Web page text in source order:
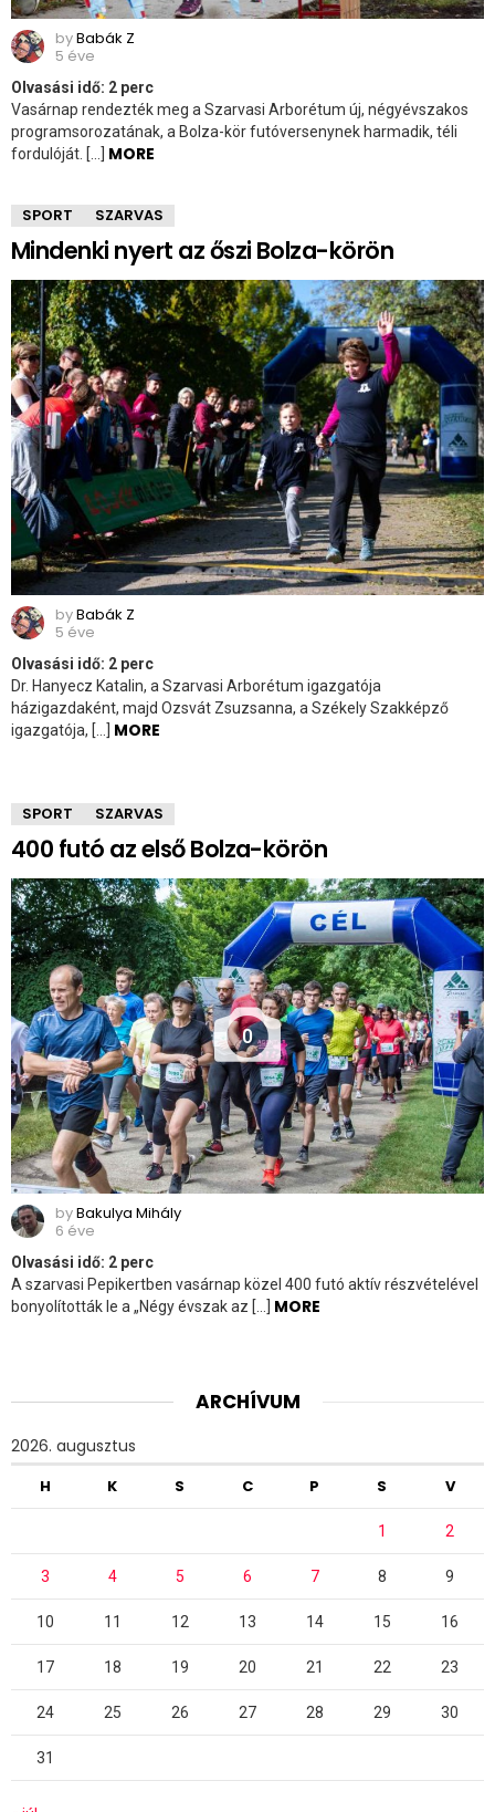
byBabák Z
5 éve
Olvasási idő: 2 perc
Vasárnap rendezték meg a Szarvasi Arborétum új, négyévszakos
programsorozatának, a Bolza-kör futóversenynek harmadik, téli
fordulóját. […] MORE
SPORT SZARVAS
Mindenki nyert az őszi Bolza-körön
byBabák Z
5 éve
Olvasási idő: 2 perc
Dr. Hanyecz Katalin, a Szarvasi Arborétum igazgatója
házigazdaként, majd Ozsvát Zsuzsanna, a Székely Szakképző
igazgatója, […] MORE
SPORT SZARVAS
400 futó az első Bolza-körön
0
byBakulya Mihály
6 éve
Olvasási idő: 2 perc
A szarvasi Pepikertben vasárnap közel 400 futó aktív részvételével
bonyolították le a „Négy évszak az […] MORE
ARCHÍVUM
2026. augusztus
H K S C P S V
1 2
3 4 5 6 7 8 9
10 11 12 13 14 15 16
17 18 19 20 21 22 23
24 25 26 27 28 29 30
31